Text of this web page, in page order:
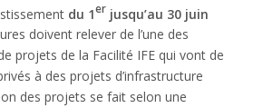
du 1er jusqu’au 30 juin
doivent relever de l’une des
projets de la Facilité IFE qui vont de
à des projets d’infrastructure
des projets se fait selon une